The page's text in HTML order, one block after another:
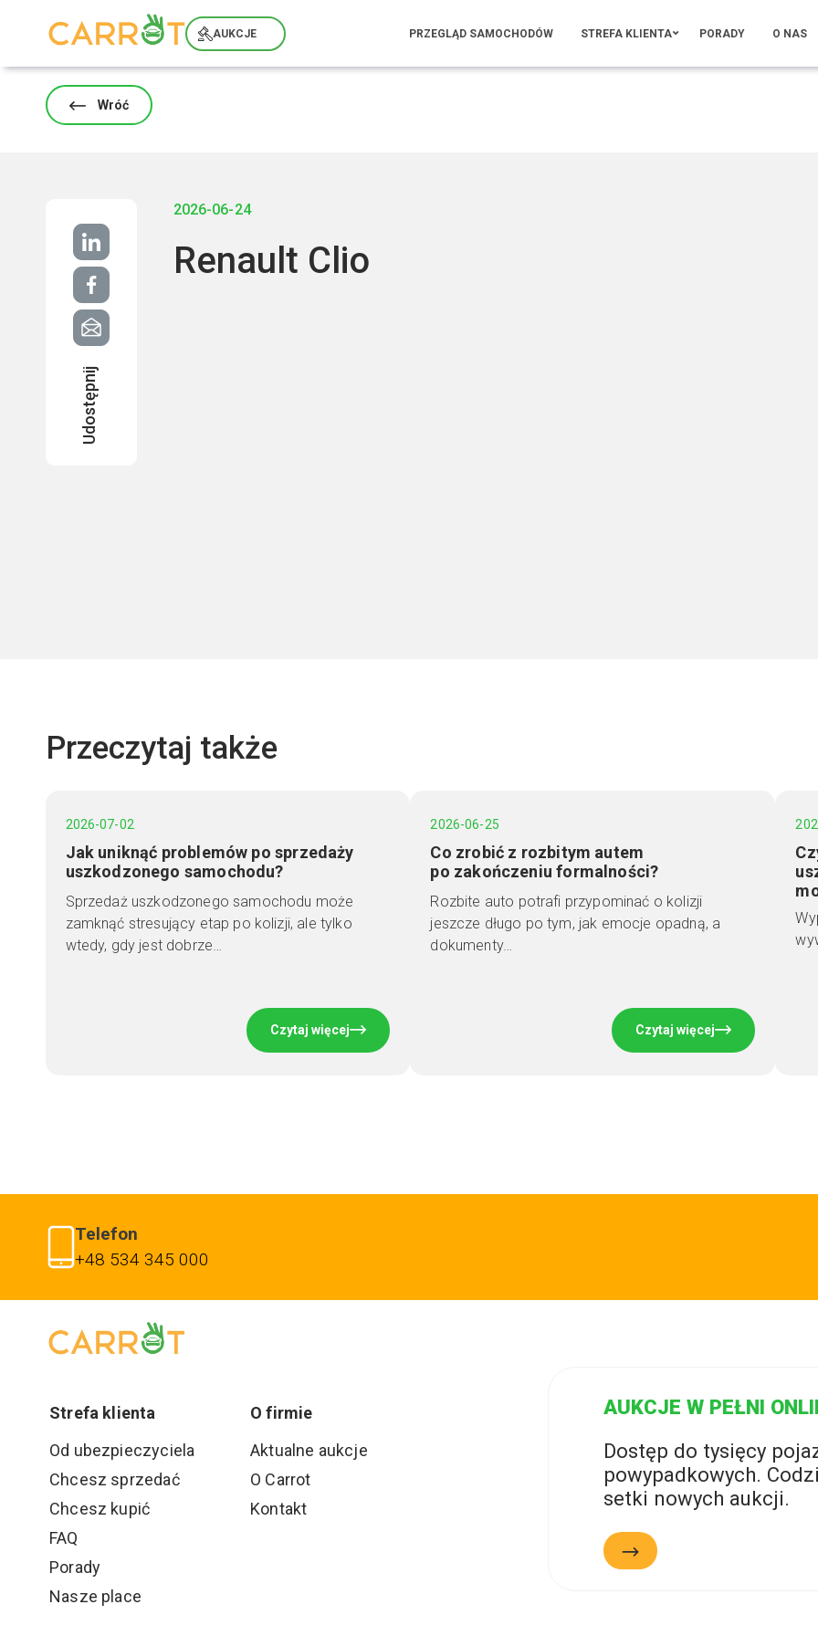
AUKCJE PRZEGLĄD SAMOCHODÓW STREFA KLIENTA PORADY O NAS
Wróć
2026-06-24
Renault Clio
Przeczytaj także
2026-07-02
Jak uniknąć problemów po sprzedaży
uszkodzonego samochodu?
Sprzedaż uszkodzonego samochodu może
zamknąć stresujący etap po kolizji, ale tylko
wtedy, gdy jest dobrze…
Czytaj więcej
2026-06-25
Co zrobić z rozbitym autem
po zakończeniu formalności?
Rozbite auto potrafi przypominać o kolizji
jeszcze długo po tym, jak emocje opadną, a
dokumenty…
Czytaj więcej
Telefon
+48 534 345 000
Strefa klienta
O firmie
Od ubezpieczyciela
Chcesz sprzedać
Chcesz kupić
FAQ
Porady
Nasze place
Aktualne aukcje
O Carrot
Kontakt
AUKCJE W PEŁNI
Dostęp do tysięcy
powypadkowych.
setki nowych aukcji.